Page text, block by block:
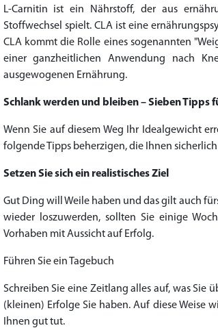
L-Carnitin ist ein Nährstoff, der aus
Stoffwechsel spielt. CLA ist eine
CLA kommt die Rolle eines sogenannten
einer ganzheitlichen Anwendung nach
ausgewogenen Ernährung.
Schlank werden und bleiben – Sieben Tipps
Wenn Sie auf diesem Weg Ihr Idealgewicht
folgende Tipps beherzigen, die Ihnen
Setzen Sie sich ein realistisches Ziel
Gut Ding will Weile haben und das gilt auch
wieder loszuwerden, sollten Sie einige
Vorhaben mit Aussicht auf Erfolg.
Führen Sie ein Tagebuch
Schreiben Sie eine Zeitlang alles auf, was Sie
(kleinen) Erfolge Sie haben. Auf diese Weise
Ihnen gut tut.
← Return
Cialis
← Return to
Levitra
← Return to
Viagra
← Return
Cialis
← Return to
Levitra
← Return to
Viagra
← Return
Kamagra
← Return to
Kamagra
← Return to
Super
← Return to
← Return
Cialis
← Return
Levitra
← Return
Tadagra
← Return
Apcalis
← Return
Priligy
← Return to
Spedra
← Return
LIDA Dai
← Return
Xenical
← Return to
Lovegra
← Return to
Addyi
← Return
Ladygra
← Return